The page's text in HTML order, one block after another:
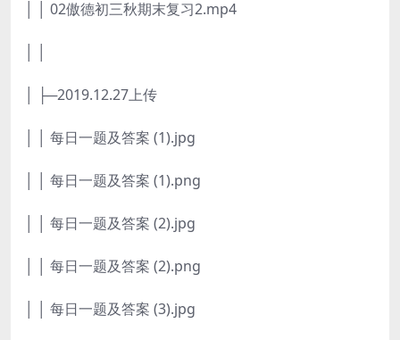
│ │ 02傲德初三秋期末复习2.mp4
│ ├─2019.12.27上传
│ │ 每日一题及答案 (1).jpg
│ │ 每日一题及答案 (1).png
│ │ 每日一题及答案 (2).jpg
│ │ 每日一题及答案 (2).png
│ │ 每日一题及答案 (3).jpg